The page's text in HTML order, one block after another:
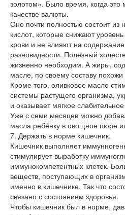
золотом». Было время, когда это
качестве валюты.
Оно почти полностью состоит
кислот, которые снижают
крови и не влияют на
разновидности. Полезный
жизненно необходим. А жиры,
масле, по своему составу
Кроме того, оливковое масло
системы растущего организма,
и оказывает мягкое
Уже с семи месяцев можно
масла ребёнку в овощное пюре
7. Держать в норме кишечник.
Кишечник выполняет
стимулирует выработку
иммунокомпетентных клеток.
веществ, поступающих в
именно в кишечнике. Так что
связано с состоянием здоровья.
Чтобы кишечник был в норме,